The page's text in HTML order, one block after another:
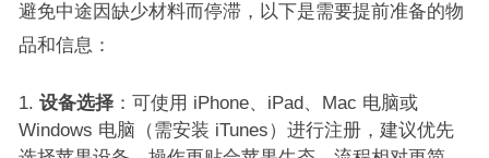
避免中途因缺少材料而停滞，以下是需要提前准备的物
品和信息：​
设备选择：可使用 iPhone、iPad、Mac 电脑或
Windows 电脑（需安装 iTunes）进行注册，建议优先